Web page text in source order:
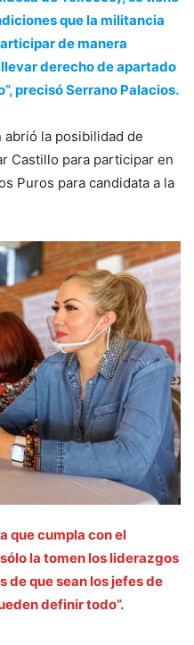
que la militancia
de manera
derecho de apartado
precisó Serrano Palacios.
la posibilidad de
Castillo para participar en
Puros para candidata a la
que cumpla con el
la tomen los liderazgos
de que sean los jefes de
definir todo”.